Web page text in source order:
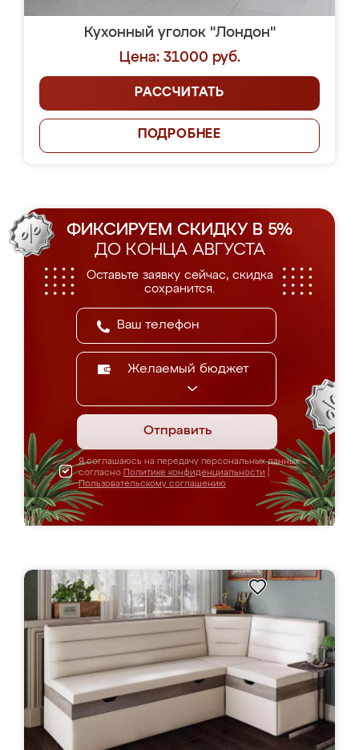
Кухонный уголок "Лондон"
Цена: 31000 руб.
РАССЧИТАТЬ
ПОДРОБНЕЕ
ФИКСИРУЕМ СКИДКУ В 5%
ДО КОНЦА АВГУСТА
Оставьте заявку сейчас, скидка
сохранится.
Желаемый бюджет
Отправить
Я соглашаюсь на передачу персональных данных
согласно Политике конфиденциальности
Пользовательскому соглашению